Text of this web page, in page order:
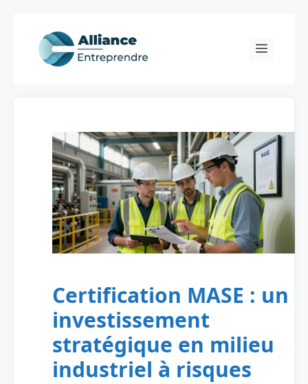
content
Menu
Certification MASE : un
investissement
stratégique en milieu
industriel à risques